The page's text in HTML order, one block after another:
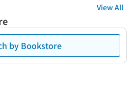
View All
by Bookstore